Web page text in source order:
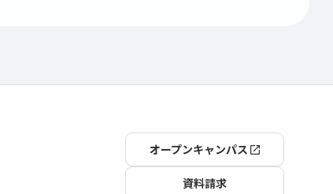
オープンキャンパス
資料請求